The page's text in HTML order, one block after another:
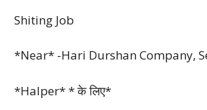
Shiting Job
*Near* -Hari Durshan Company,
*Halper* * के लिए*